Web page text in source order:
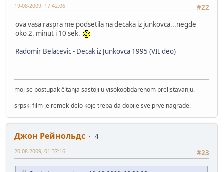
#22
19-08-2009, 17:42:06
ova vasa raspra me podsetila na decaka iz junkovca...negde
oko 2. minut i 10 sek.
Radomir Belacevic - Decak iz Junkovca 1995 (VII deo)
moj se postupak čitanja sastoji u visokoobdarenom prelistavanju.
srpski film je remek-delo koje treba da dobije sve prve nagrade.
Джон Рейнольдс
4
#23
20-08-2009, 01:37:16